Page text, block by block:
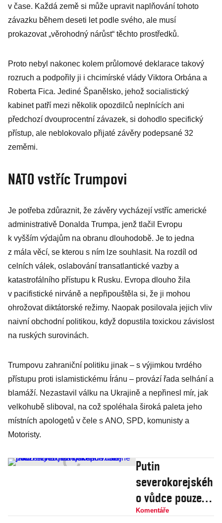
v čase. Každá země si může upravit naplňování tohoto
závazku během deseti let podle svého, ale musí
prokazovat „věrohodný nárůst“ těchto prostředků.
Proto nebyl nakonec kolem průlomové deklarace takový
rozruch a podpořily ji i chcimírské vlády Viktora Orbána a
Roberta Fica. Jediné Španělsko, jehož socialistický
kabinet patří mezi několik opozdilců neplnících ani
předchozí dvouprocentní závazek, si dohodlo specifický
přístup, ale neblokovalo přijaté závěry podepsané 32
zeměmi.
NATO vstříc Trumpovi
Je potřeba zdůraznit, že závěry vycházejí vstříc americké
administrativě Donalda Trumpa, jenž tlačil Evropu
k vyšším výdajům na obranu dlouhodobě. Je to jedna
z mála věcí, se kterou s ním lze souhlasit. Na rozdíl od
celních válek, oslabování transatlantické vazby a
katastrofálního přístupu k Rusku. Evropa dlouho žila
v pacifistické nirváně a nepřipouštěla si, že ji mohou
ohrožovat diktátorské režimy. Naopak posilovala jejich vliv
naivní obchodní politikou, když dopustila toxickou závislost
na ruských surovinách.
Trumpovu zahraniční politiku jinak – s výjimkou tvrdého
přístupu proti islamistickému Íránu – provází řada selhání a
blamáží. Nezastavil válku na Ukrajině a nepřinesl mír, jak
velkohubě sliboval, na což spoléhala široká paleta jeho
místních apologetů v čele s ANO, SPD, komunisty a
Motoristy.
Putin
severokorejskéh
o vůdce pouze
využije a
Komentáře